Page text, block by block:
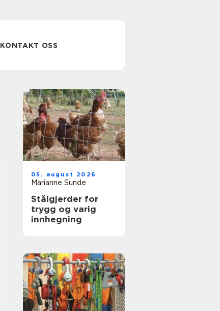
KONTAKT OSS
05. august 2026
Marianne Sunde
Stålgjerder for
trygg og varig
innhegning